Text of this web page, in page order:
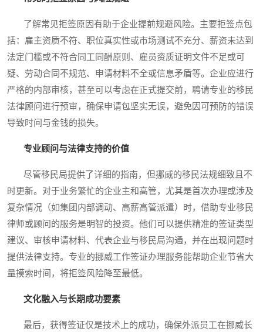
了解常见拒签原因有助于企业提前规避风险。主要拒签点包
括：雇主资质不符、职位真实性或市场测试不充分、薪资未达到
法定门槛或不符合同工同酬原则、雇员资质证明文件不足或可
疑、劳动合同不规范、申请材料不全或信息矛盾等。企业应进行
严格的内部审核，甚至可以考虑在正式提交前，聘请专业的移民
法律顾问进行预审，确保申请包坚实无误，避免因可预防的错误
导致时间与金钱的损失。
专业顾问与法律支持的价值
尽管移民局提供了详细的指南，但挪威的移民法规细致且不
时更新。对于业务繁忙的企业主和高管，尤其是首次办理或涉及
复杂情况（如集团内部调动、高薪高管派遣）时，借助专业移民
律师或顾问的服务是明智的投资。他们可以提供精准的签证类型
建议、审核申请材料、代表企业与移民局沟通，并在出现问题时
提供法律支持。专业的挪威工作签证办理服务能帮助企业节省大
量摸索时间，将拒签风险降至最低。
文化融入与长期成功要素
最后，获得签证仅是技术上的成功，确保外派员工在挪威长